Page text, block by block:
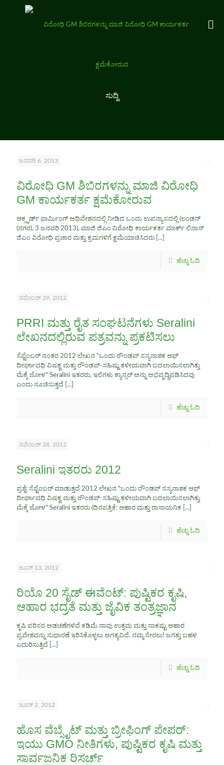
ಸುದ್ದಿ
ಜನವರಿ 6, 2013
ವಿರೋಧಿ GM ಶಿಬಿರಗಳನ್ನು ಮಾಜಿ ವಿರೋಧಿ
GM ಕಾರ್ಯಕರ್ತ ಕ್ಷಮೆಕೋರುವ
ಆಕ್ಸ್ಫರ್ಡ್ ಫಾರ್ಮಿಂಗ್ ಅಧಿವೇಶನದಲ್ಲಿ ನೀಡಿದ ಒಂದು ಉಪನ್ಯಾಸದಲ್ಲಿ (ಲಂಡನ್
(ನಗರ), 3 ಜನವರಿ 2013), ಮಾಜಿ ಜಿಎಂ ವಿರೋಧಿ ಕಾರ್ಯಕರ್ತ ಮಾರ್ಕ್ ಲಿನಾಸ್
ಜಿಎಂ ವಿರೋಧಿ ಪ್ರಚಾರ ಮತ್ತು ಕ್ರಮಗಳಿಗೆ ಕ್ಷಮೆಯಾಚಿಸಿದರು [...]
ಹೆಚ್ಚು ಓದಿ
ನವೆಂಬರ್ 29, 2012
PRRI ಮತ್ತು ರೈತ ಸಂಘಟನೆಗಳು Seralini
ಲೇಖನದಲ್ಲಿರುವ ಪತ್ರವನ್ನು ಪ್ರಕಟಿಸಲು
ಸೆಪ್ಟೆಂಬರ್ ನಂತರ 2012 ಲೇಖನ "ಒಂದು ರೌಂಡಪ್ ಸಸ್ಯನಾಶಕ ಆಫ್
ದೀರ್ಘಾವಧಿ ವಿಷತ್ವ ಮತ್ತು ರೌಂಡಪ್-ಸಹಿಷ್ಣು ತಳೀಯವಾಗಿ ಬದಲಾಯಿಸಲಾಗಿತ್ತು
ಮೆಕ್ಕೆ ಜೋಳ" Seralini ಇತರರು, ಇಲಿಗಳು ಕ್ಯಾನ್ಸರ್ ಅನ್ನು ಅಭಿವೃದ್ಧಿಪಡಿಸಿದವು
ಎಂದು ಸೂಚಿಸುತ್ತದೆ [...]
ಹೆಚ್ಚು ಓದಿ
ನವೆಂಬರ್ 28, 2012
Seralini ಇತರರು 2012
ಪ್ರಶ್ನೆ: ಸೆಪ್ಟೆಂಬರ್ ಮಾಡುತ್ತದೆ 2012 ಲೇಖನ "ಒಂದು ರೌಂಡಪ್ ಸಸ್ಯನಾಶಕ ಆಫ್
ದೀರ್ಘಾವಧಿ ವಿಷತ್ವ ಮತ್ತು ರೌಂಡಪ್-ಸಹಿಷ್ಣು ತಳೀಯವಾಗಿ ಬದಲಾಯಿಸಲಾಗಿತ್ತು
ಮೆಕ್ಕೆ ಜೋಳ" Seralini ಇತರರು (ದಿನಪತ್ರಿಕೆ: ಆಹಾರ ಮತ್ತು ರಾಸಾಯನಿಕ [...]
ಹೆಚ್ಚು ಓದಿ
ಜೂನ್ 13, 2012
ರಿಯೊ 20 ಸೈಡ್ ಈವೆಂಟ್: ಪುಷ್ಟಿಕರ ಕೃಷಿ,
ಆಹಾರ ಭದ್ರತೆ ಮತ್ತು ಜೈವಿಕ ತಂತ್ರಜ್ಞಾನ
ಕೃಷಿ ಪರಿಸರ ಅಡಚಣೆಗಳಿವೆ ಕಡಿಮೆ ನಾವು ಉತ್ತಮ ಮತ್ತು ಸಾಕಷ್ಟು ಆಹಾರ
ಪ್ರವೇಶವನ್ನು ಸುಧಾರಣೆ ಇರಿಸಿಕೊಳ್ಳಲು ಅಗತ್ಯವಿದೆ. ನಮ್ಮ ಸೇರಲು! ಜಗತ್ತು ಬಹಳ
ಎದುರಿಸುತ್ತಿದೆ [...]
ಹೆಚ್ಚು ಓದಿ
ಜೂನ್ 2, 2012
ಹೊಸ ವೆಬ್ಸೈಟ್ ಮತ್ತು ಬ್ರೀಫಿಂಗ್ ಪೇಪರ್:
ಇಯು GMO ನೀತಿಗಳು, ಪುಷ್ಟಿಕರ ಕೃಷಿ ಮತ್ತು
ಸಾರ್ವಜನಿಕ ರಿಸರ್ಚ್